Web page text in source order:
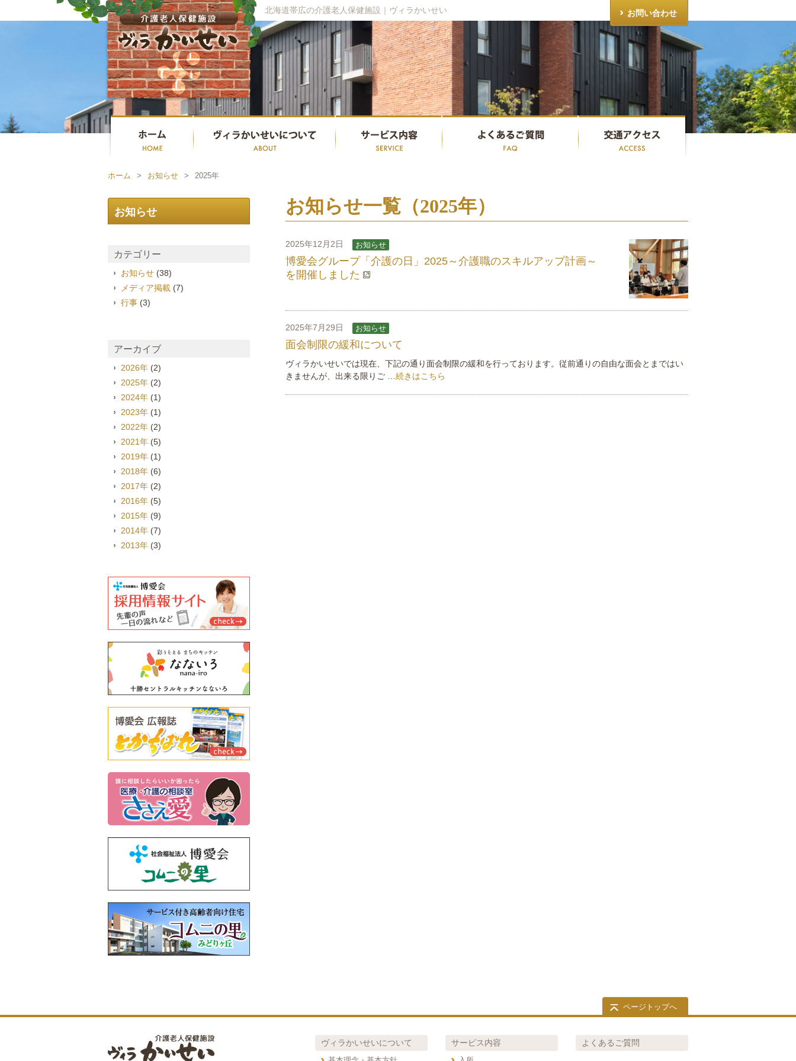
北海道帯広の介護老人保健施設｜ヴィラかいせい お問い合わせ
ホーム > お知らせ > 2025年
お知らせ一覧（2025年）
2025年12月2日 お知らせ
博愛会グループ「介護の日」2025～介護職のスキルアップ計画～
を開催しました
2025年7月29日 お知らせ
面会制限の緩和について
ヴィラかいせいでは現在、下記の通り面会制限の緩和を行っております。従前通りの自由な面会とまではい
きませんが、出来る限りご … 続きはこちら
お知らせ
カテゴリー
お知らせ (38)
メディア掲載 (7)
行事 (3)
アーカイブ
2026年 (2)
2025年 (2)
2024年 (1)
2023年 (1)
2022年 (2)
2021年 (5)
2019年 (1)
2018年 (6)
2017年 (2)
2016年 (5)
2015年 (9)
2014年 (7)
2013年 (3)
ページトップへ
ヴィラかいせいについて サービス内容 よくあるご質問